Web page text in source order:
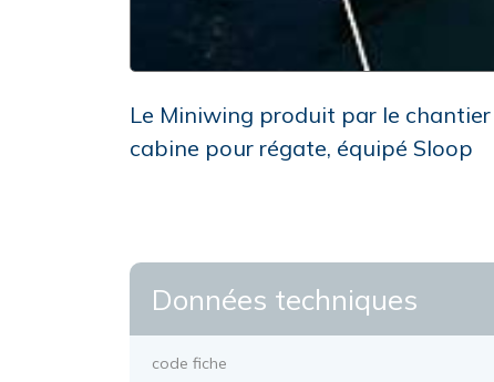
Le Miniwing produit par le chantier
cabine pour régate, équipé Sloop
Données techniques
code fiche